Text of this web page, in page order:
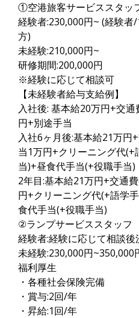
①空港旅客サービススタッ
経験者:230,000円~ (経験者
方)
未経験:210,000円~
研修期間:200,000円
※経験に応じて相談可
【未経験者給与支給例】
入社後: 基本給20万円+交
円+別途手当
入社6ヶ月後:基本給21万円
当1万円+クリーニング代(+
当)+昼食代手当(+役職手当)
2年目:基本給21万円+交通
円+クリーニング代(+語学
食代手当(+役職手当)
②ランプサービススタッフ
経験者:経験に応じて相談後
未経験:230,000円~350,000
福利厚生
・各種社会保険完備
・賞与:2回/年
・昇給:1回/年